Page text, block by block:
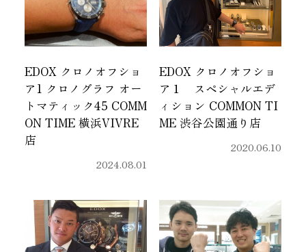
EDOX クロノオフショ
ア1 クロノグラフ オー
トマティック45 COMM
ON TIME 横浜VIVRE
店
2024.08.01
EDOX クロノオフショ
ア１ スペシャルエデ
ィション COMMON TI
ME 渋谷公園通り店
2020.06.10